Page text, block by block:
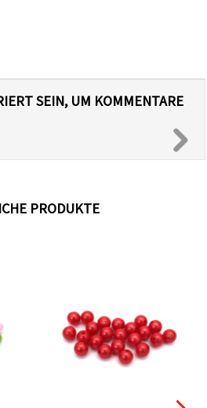
SEIN, UM KOMMENTARE
PRODUKTE